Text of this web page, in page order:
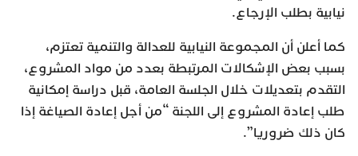
نيابية بطلب الإرجاع.
كما أعلن أن المجموعة النيابية للعدالة والتنمية تعتزم،
بسبب بعض الإشكالات المرتبطة بعدد من مواد المشروع،
التقدم بتعديلات خلال الجلسة العامة، قبل دراسة إمكانية
طلب إعادة المشروع إلى اللجنة “من أجل إعادة الصياغة إذا
كان ذلك ضروريا”.